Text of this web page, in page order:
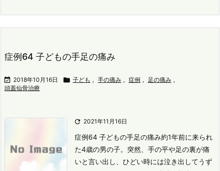
症例64 子どもの手足の痛み
 2018年10月16日  子ども , 手の痛み , 症例 , 足の痛み ,
頭蓋仙骨治療
 2021年11月16日
症例64 子どもの手足の痛み約1年前に来られ
た4歳の男の子。 突然、手の平や足の裏が痛
いと言い出し、ひどい時には泣き出してうず